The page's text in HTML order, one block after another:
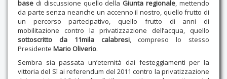
base di discussione quello della Giunta regionale, mettendo
da parte senza neanche un accenno il nostro, quello frutto di
un percorso partecipativo, quello frutto di anni di
mobilitazione contro la privatizzazione dell’acqua, quello
sottoscritto da 11mila calabresi, compreso lo stesso
Presidente Mario Oliverio.
Sembra sia passata un’eternità dai festeggiamenti per la
vittoria del Sì ai referendum del 2011 contro la privatizzazione